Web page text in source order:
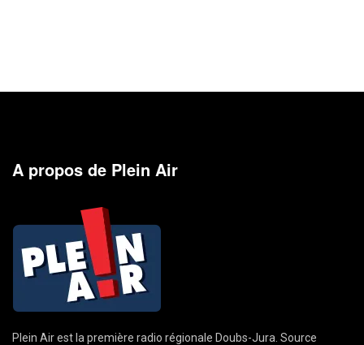
A propos de Plein Air
Plein Air est la première radio régionale Doubs-Jura. Source